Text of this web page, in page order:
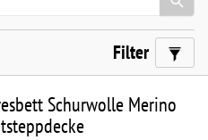
Filter
Schurwolle Merino